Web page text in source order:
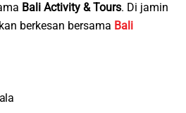
Bali Activity & Tours. Di jamin
berkesan bersama Bali